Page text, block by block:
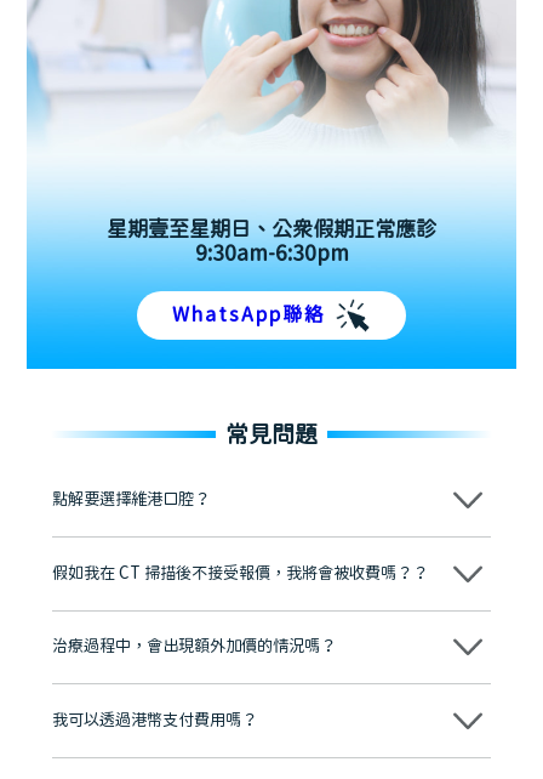
星期壹至星期日、公眾假期正常應診
9:30am-6:30pm
WhatsApp聯絡
常見問題
點解要選擇維港口腔？
維港口腔踐行「醫道濟世」的大學校訓，各分院匯聚來自香港、內地的
牌」、「2025香港企業領袖品牌」，是諾貝爾種植系統全球放心植牙中
至今已服務超過三十個國家和地區的顧客，受到粵港澳大灣區及周邊城
市市民極高的口碑評價及信任推薦 珠海、深圳設有八大分院，香港亦設
有咨詢及服務保障中心，有任何問題都可以隨時預約免費咨詢，讓人十
假如我在 CT 掃描後不接受報價，我將會被收費嗎？？
不會！只要未開始實際服務之前，你不會被收取任何費用。
治療過程中，會出現額外加價的情況嗎？
不會，治療前我們會詳細說明治療方案及對應的價錢，顧客同意並簽字
我可以透過港幣支付費用嗎？
可以。維港口腔會按照當日匯率轉算收取費用，而匯率會及時告知客人